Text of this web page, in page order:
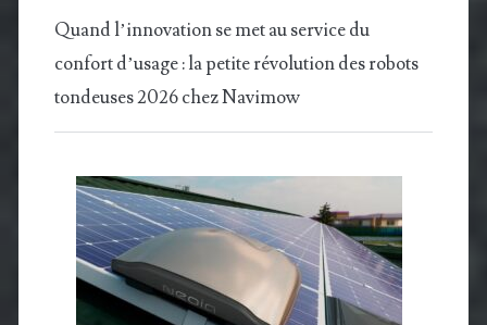
Quand l’innovation se met au service du
confort d’usage : la petite révolution des robots
tondeuses 2026 chez Navimow